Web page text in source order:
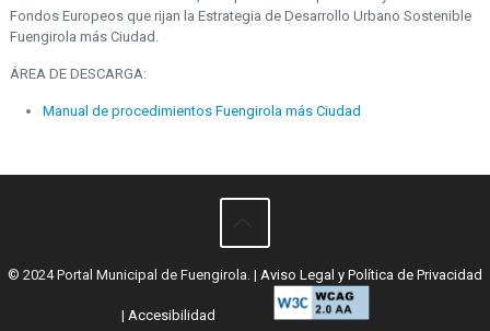
Fondos Europeos que rijan la Estrategia de Desarrollo Urbano Sostenible
Fuengirola más Ciudad.
ÁREA DE DESCARGA:
Manual de procedimientos Fuengirola más Ciudad
© 2024 Portal Municipal de Fuengirola. | Aviso Legal y Política de Privacidad
| Accesibilidad